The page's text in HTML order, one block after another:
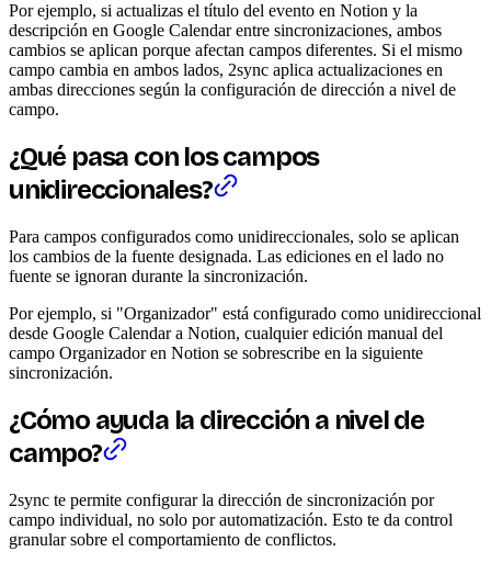
Por ejemplo, si actualizas el título del evento en Notion y la
descripción en Google Calendar entre sincronizaciones, ambos
cambios se aplican porque afectan campos diferentes. Si el mismo
campo cambia en ambos lados, 2sync aplica actualizaciones en
ambas direcciones según la configuración de dirección a nivel de
campo.
¿Qué pasa con los campos
unidireccionales?
Para campos configurados como unidireccionales, solo se aplican
los cambios de la fuente designada. Las ediciones en el lado no
fuente se ignoran durante la sincronización.
Por ejemplo, si "Organizador" está configurado como unidireccional
desde Google Calendar a Notion, cualquier edición manual del
campo Organizador en Notion se sobrescribe en la siguiente
sincronización.
¿Cómo ayuda la dirección a nivel de
campo?
2sync te permite configurar la dirección de sincronización por
campo individual, no solo por automatización. Esto te da control
granular sobre el comportamiento de conflictos.